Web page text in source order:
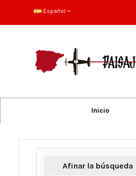
Español
Inicio
Afinar la búsqueda